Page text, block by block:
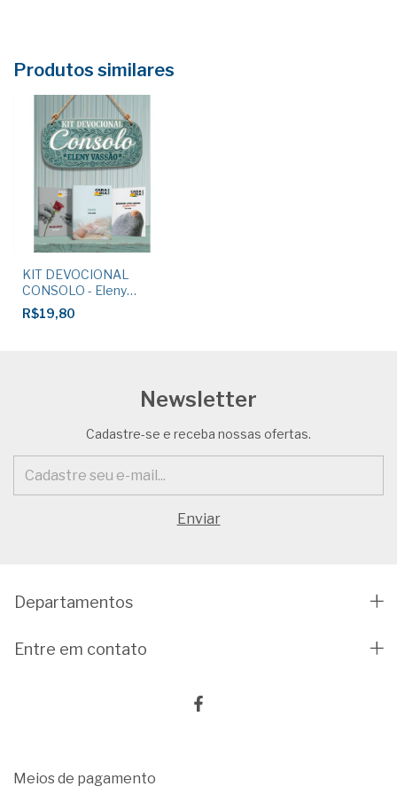
Produtos similares
KIT DEVOCIONAL
CONSOLO - Eleny
Vassão
R$19,80
Newsletter
Cadastre-se e receba nossas ofertas.
Departamentos
Entre em contato
Meios de pagamento